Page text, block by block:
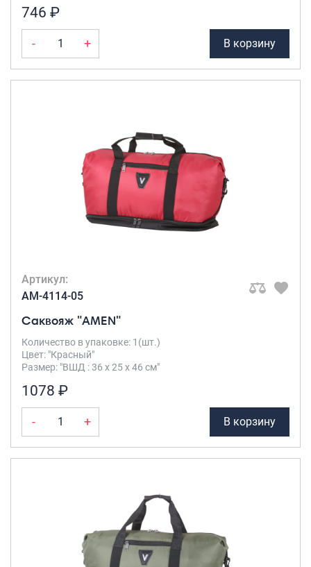
746 ₽
- + В корзину
Артикул:
AM-4114-05
Саквояж "AMEN"
Количество в упаковке: 1(шт.)
Цвет: "Красный"
Размер: "ВШД : 36 х 25 х 46 см"
1078 ₽
- + В корзину